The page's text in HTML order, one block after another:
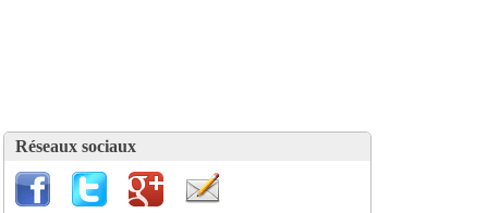
Réseaux sociaux